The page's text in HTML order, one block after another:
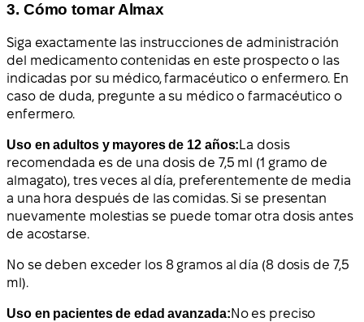
3. Cómo tomar Almax
Siga exactamente las instrucciones de administración
del medicamento contenidas en este prospecto o las
indicadas por su médico, farmacéutico o enfermero. En
caso de duda, pregunte a su médico o farmacéutico o
enfermero.
Uso en adultos y mayores de 12 años: La dosis
recomendada es de una dosis de 7,5 ml (1 gramo de
almagato), tres veces al día, preferentemente de media
a una hora después de las comidas. Si se presentan
nuevamente molestias se puede tomar otra dosis antes
de acostarse.
No se deben exceder los 8 gramos al día (8 dosis de 7,5
ml).
Uso en pacientes de edad avanzada:No es preciso